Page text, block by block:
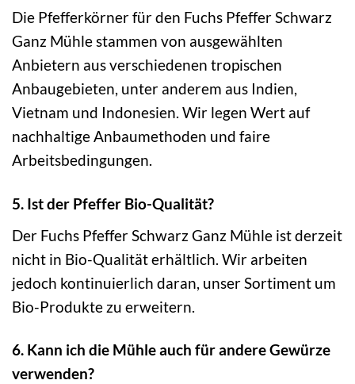
Die Pfefferkörner für den Fuchs Pfeffer Schwarz
Ganz Mühle stammen von ausgewählten
Anbietern aus verschiedenen tropischen
Anbaugebieten, unter anderem aus Indien,
Vietnam und Indonesien. Wir legen Wert auf
nachhaltige Anbaumethoden und faire
Arbeitsbedingungen.
5. Ist der Pfeffer Bio-Qualität?
Der Fuchs Pfeffer Schwarz Ganz Mühle ist derzeit
nicht in Bio-Qualität erhältlich. Wir arbeiten
jedoch kontinuierlich daran, unser Sortiment um
Bio-Produkte zu erweitern.
6. Kann ich die Mühle auch für andere Gewürze
verwenden?